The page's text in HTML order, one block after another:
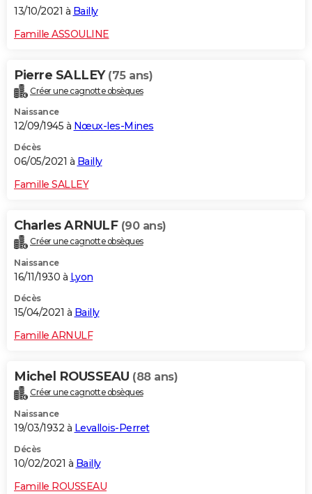
13/10/2021 à Bailly
Famille ASSOULINE
Pierre SALLEY (75 ans)
Créer une cagnotte obsèques
Naissance
12/09/1945 à Nœux-les-Mines
Décès
06/05/2021 à Bailly
Famille SALLEY
Charles ARNULF (90 ans)
Créer une cagnotte obsèques
Naissance
16/11/1930 à Lyon
Décès
15/04/2021 à Bailly
Famille ARNULF
Michel ROUSSEAU (88 ans)
Créer une cagnotte obsèques
Naissance
19/03/1932 à Levallois-Perret
Décès
10/02/2021 à Bailly
Famille ROUSSEAU